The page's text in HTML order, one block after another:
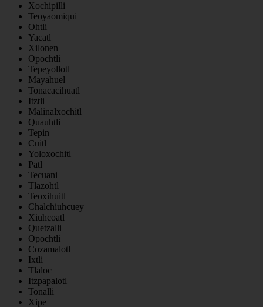
Xochipilli
Teoyaomiqui
Ohtli
Yacatl
Xilonen
Opochtli
Tepeyollotl
Mayahuel
Tonacacihuatl
Itztli
Malinalxochitl
Quauhtli
Tepin
Cuitl
Yoloxochitl
Patl
Tecuani
Tlazohtl
Teoxihuitl
Chalchiuhcuey
Xiuhcoatl
Quetzalli
Opochtli
Cozamalotl
Ixtli
Tlaloc
Itzpapalotl
Tonalli
Xipe